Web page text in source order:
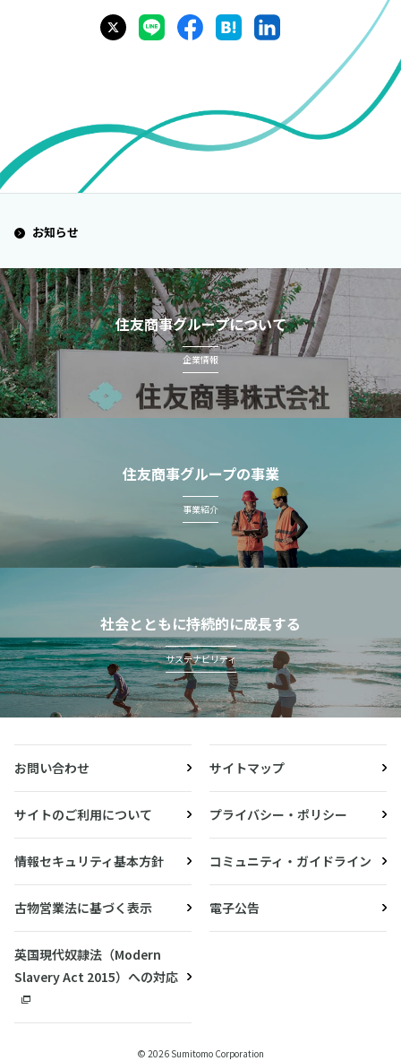
お知らせ
住友商事グループについて
企業情報
住友商事グループの事業
事業紹介
社会とともに持続的に成長する
サステナビリティ
お問い合わせ サイトマップ
サイトのご利用について プライバシー・ポリシー
情報セキュリティ基本方針 コミュニティ・ガイドライン
古物営業法に基づく表示 電子公告
英国現代奴隷法（Modern
Slavery Act 2015）への対応
© 2026 Sumitomo Corporation